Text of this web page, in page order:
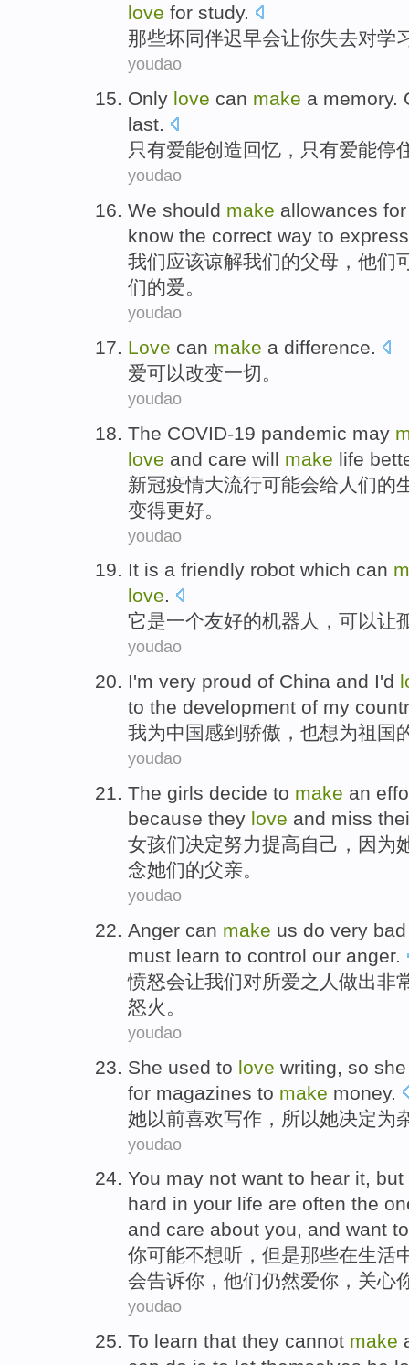
love for study.
那些坏同伴迟早会让你失去对学
youdao
Only love can make a memory.
last.
只有爱能创造回忆 ，只有爱能停
youdao
We should make allowances for
know the correct way to express
我们应该谅解我们的父母 ， 他们
们的爱。
youdao
Love can make a difference.
爱可以改变一切。
youdao
The COVID-19 pandemic may
love and care will make life
新冠疫情大流行可能会给人们的
变得更好。
youdao
It is a friendly robot which can
love.
它是一个友好的机器人，可以让
youdao
I'm very proud of China and I'd
to the development of my
我为中国感到骄傲，也想为祖国
youdao
The girls decide to make an
because they love and miss
女孩们决定努力提高自己，因为
念她们的父亲。
youdao
Anger can make us do very
must learn to control our anger.
愤怒会让我们对所爱之人做出非
怒火。
youdao
She used to love writing, so
for magazines to make money.
她以前喜欢写作，所以她决定为
youdao
You may not want to hear it,
hard in your life are often the
and care about you, and want
你可能不想听，但是那些在生活
会告诉你，他们仍然爱你，关心
youdao
To learn that they cannot make